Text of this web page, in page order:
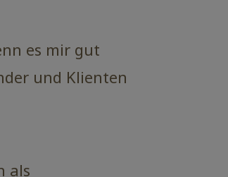
es mir gut
und Klienten
als